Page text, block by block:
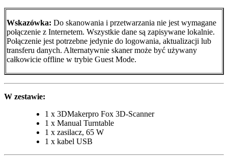
Wskazówka: Do skanowania i przetwarzania nie jest wymagane
połączenie z Internetem. Wszystkie dane są zapisywane lokalnie.
Połączenie jest potrzebne jedynie do logowania, aktualizacji lub
transferu danych. Alternatywnie skaner może być używany
całkowicie offline w trybie Guest Mode.
W zestawie:
1 x 3DMakerpro Fox 3D-Scanner
1 x Manual Turntable
1 x zasilacz, 65 W
1 x kabel USB